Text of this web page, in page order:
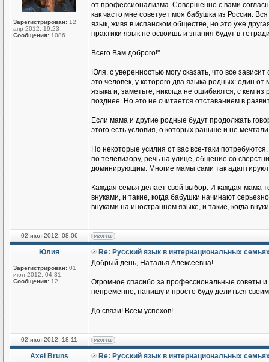
Зарегистрирован: 12
апр 2012, 19:23
Сообщения: 1086
от профессионализма. Совершенно с вами
как часто мне советует моя бабушка из России.
язык, живя в испанском обществе, но это уже
практики язык не освоишь и знания будут в
Всего Вам доброго!"
Юля, с уверенностью могу сказать, что все
это человек, у которого два языка родных: один
языка и, заметьте, никогда не ошибаются, с кем из
позднее. Но это не считается отставанием в
Если мама и другие родные будут продолжать
этого есть условия, о которых раньше и не
Но некоторые усилия от вас все-таки
по телевизору, речь на улице, общение со
доминирующим. Многие мамы сами так
Каждая семья делает свой выбор. И каждая мама
внуками, и такие, когда бабушки начинают
внуками на иностранном языке, и такие, когда
02 июл 2012, 08:06
Юлия
Зарегистрирован: 01
июл 2012, 04:31
Сообщения: 12
Re: Русский язык в интернациональных
Добрый день, Наталья Алексеевна!
Огромное спасибо за профессиональные советы
непременно, напишу и просто буду делиться
До связи! Всем успехов!
02 июл 2012, 18:11
Axel Bruns
Re: Русский язык в интернациональных